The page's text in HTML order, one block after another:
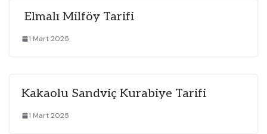
Elmalı Milföy Tarifi
1 Mart 2025
Kakaolu Sandviç Kurabiye Tarifi
1 Mart 2025